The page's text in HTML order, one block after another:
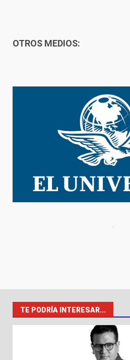
OTROS MEDIOS:
TE PODRÍA INTERESAR...